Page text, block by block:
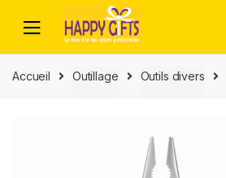
Accueil Outillage Outils divers